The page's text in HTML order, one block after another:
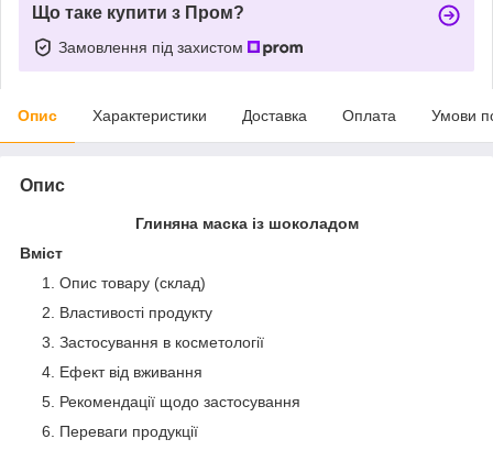
Що таке купити з Пром?
Замовлення під захистом
Опис Характеристики Доставка Оплата Умови
Опис
Глиняна маска із шоколадом
Вміст
Опис товару (склад)
Властивості продукту
Застосування в косметології
Ефект від вживання
Рекомендації щодо застосування
Переваги продукції